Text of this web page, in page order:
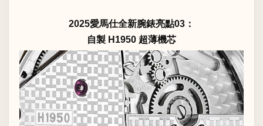
2025愛馬仕全新腕錶亮點03：
自製 H1950 超薄機芯